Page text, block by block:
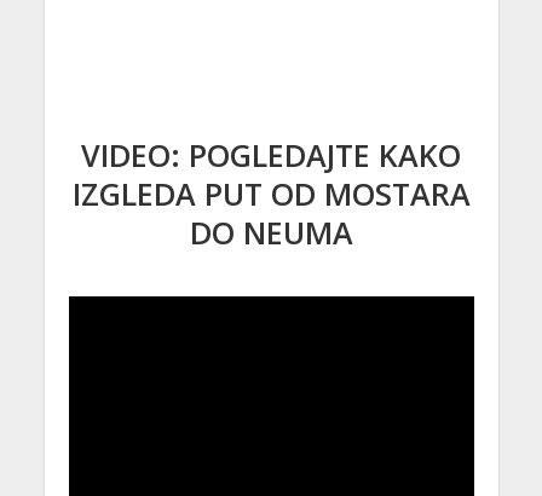
VIDEO: POGLEDAJTE KAKO
IZGLEDA PUT OD MOSTARA
DO NEUMA